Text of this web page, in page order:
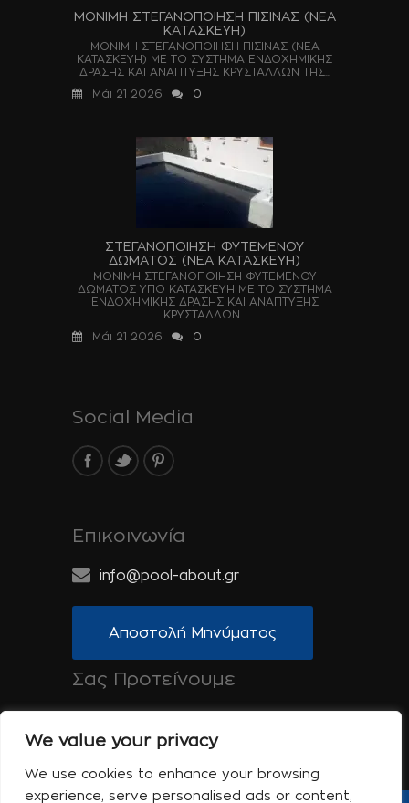
We value your privacy
We use cookies to enhance your browsing
experience, serve personalised ads or content,
ΜΟΝΙΜΗ ΣΤΕΓΑΝΟΠΟΙΗΣΗ ΠΙΣΙΝΑΣ (ΝΕΑ
ΚΑΤΑΣΚΕΥΗ)
ΜΟΝΙΜΗ ΣΤΕΓΑΝΟΠΟΙΗΣΗ ΠΙΣΙΝΑΣ (ΝΕΑ
ΚΑΤΑΣΚΕΥΗ) ΜΕ ΤΟ ΣΥΣΤΗΜΑ ΕΝΔΟΧΗΜΙΚΗΣ
ΔΡΑΣΗΣ ΚΑΙ ΑΝΑΠΤΥΞΗΣ ΚΡΥΣΤΑΛΛΩΝ ΤΗΣ...
Μάι 21 2026
0
ΣΤΕΓΑΝΟΠΟΙΗΣΗ ΦΥΤΕΜΕΝΟΥ
ΔΩΜΑΤΟΣ (ΝΕΑ ΚΑΤΑΣΚΕΥΗ)
ΜΟΝΙΜΗ ΣΤΕΓΑΝΟΠΟΙΗΣΗ ΦΥΤΕΜΕΝΟΥ
ΔΩΜΑΤΟΣ ΥΠΟ ΚΑΤΑΣΚΕΥΗ ΜΕ ΤΟ ΣΥΣΤΗΜΑ
ΕΝΔΟΧΗΜΙΚΗΣ ΔΡΑΣΗΣ ΚΑΙ ΑΝΑΠΤΥΞΗΣ
ΚΡΥΣΤΑΛΛΩΝ...
Μάι 21 2026
0
Social Media
Επικοινωνία
info@pool-about.gr
Αποστολή Μηνύματος
Σας Προτείνουμε
Tinos-About.gr: Ανακαλύψτε την Τήνο